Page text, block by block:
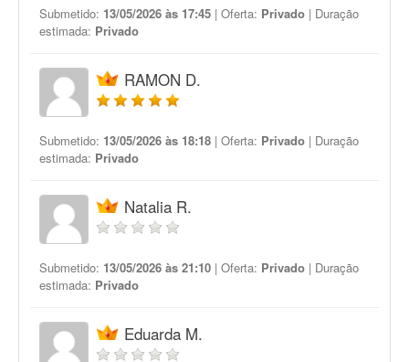
Submetido: 13/05/2026 às 17:45 | Oferta: Privado | Duração
estimada: Privado
RAMON D.
Submetido: 13/05/2026 às 18:18 | Oferta: Privado | Duração
estimada: Privado
Natalia R.
Submetido: 13/05/2026 às 21:10 | Oferta: Privado | Duração
estimada: Privado
Eduarda M.